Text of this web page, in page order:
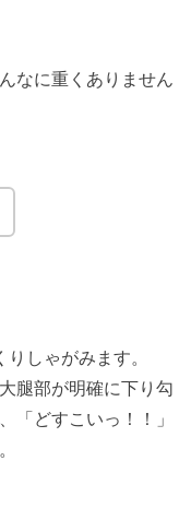
なに重くありません
しゃがみます。
腿部が明確に下り勾
「どすこいっ！！」